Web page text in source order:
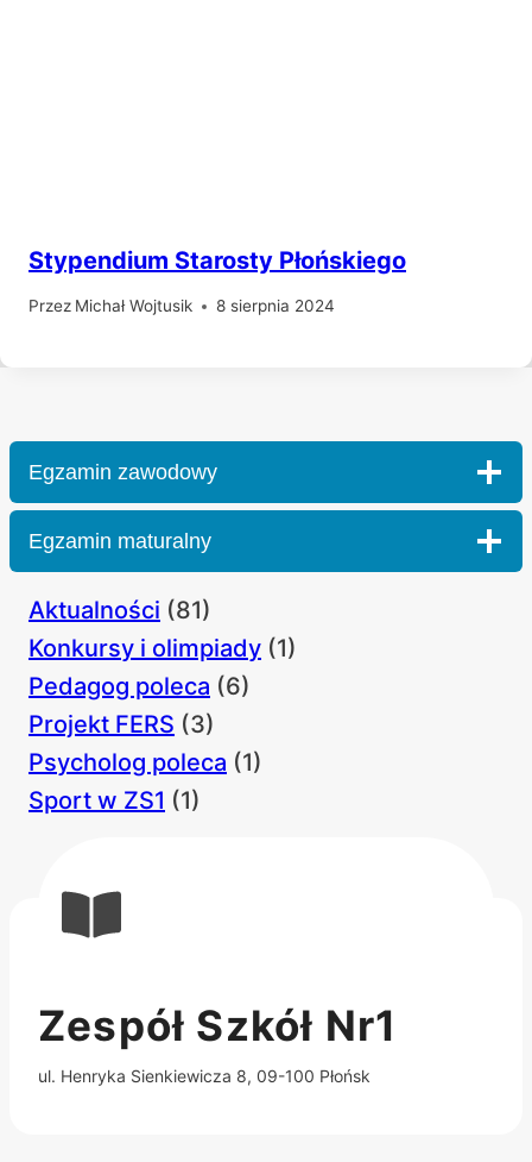
Stypendium Starosty Płońskiego
Przez Michał Wojtusik 8 sierpnia 2024
Egzamin zawodowy
Egzamin maturalny
Aktualności (81)
Konkursy i olimpiady (1)
Pedagog poleca (6)
Projekt FERS (3)
Psycholog poleca (1)
Sport w ZS1 (1)
Zespół Szkół Nr1
ul. Henryka Sienkiewicza 8, 09-100 Płońsk